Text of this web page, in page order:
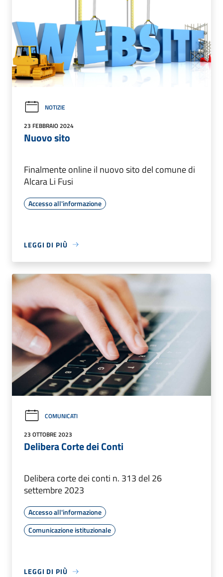
NOTIZIE
23 FEBBRAIO 2024
Nuovo sito
Finalmente online il nuovo sito del comune di
Alcara Li Fusi
Accesso all'informazione
LEGGI DI PIÙ
COMUNICATI
23 OTTOBRE 2023
Delibera Corte dei Conti
Delibera corte dei conti n. 313 del 26
settembre 2023
Accesso all'informazione
Comunicazione istituzionale
LEGGI DI PIÙ